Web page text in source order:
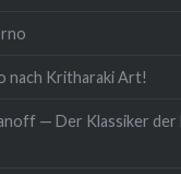
nach Krit­ha­ra­ki Art!
— Der Klassiker der